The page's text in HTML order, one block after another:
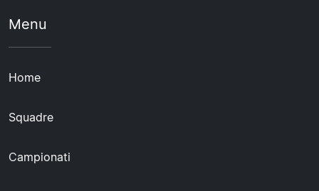
Menu
Home
Squadre
Campionati